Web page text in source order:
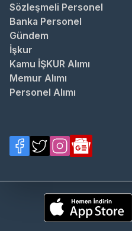
Sözleşmeli Personel
Banka Personel
Gündem
İşkur
Kamu İŞKUR Alımı
Memur Alımı
Personel Alımı